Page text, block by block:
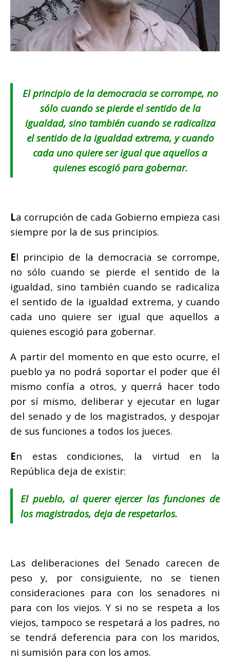
El principio de la democracia se corrompe, no
sólo cuando se pierde el sentido de la
igualdad, sino también cuando se radicaliza
el sentido de la igualdad extrema, y cuando
cada uno quiere ser igual que aquellos a
quienes escogió para gobernar.
La corrupción de cada Gobierno empieza casi
siempre por la de sus principios.
El principio de la democracia se corrompe,
no sólo cuando se pierde el sentido de la
igualdad, sino también cuando se radicaliza
el sentido de la igualdad extrema, y cuando
cada uno quiere ser igual que aquellos a
quienes escogió para gobernar.
A partir del momento en que esto ocurre, el
pueblo ya no podrá soportar el poder que él
mismo confía a otros, y querrá hacer todo
por sí mismo, deliberar y ejecutar en lugar
del senado y de los magistrados, y despojar
de sus funciones a todos los jueces.
En estas condiciones, la virtud en la
República deja de existir:
El pueblo, al querer ejercer las funciones de
los magistrados, deja de respetarlos.
Las deliberaciones del Senado carecen de
peso y, por consiguiente, no se tienen
consideraciones para con los senadores ni
para con los viejos.Y si no se respeta a los
viejos, tampoco se respetará a los padres, no
se tendrá deferencia para con los maridos,
ni sumisión para con los amos.